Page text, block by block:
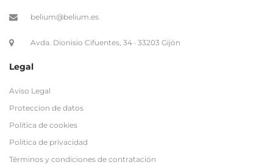
belium@belium.es
Avda. Dionisio Cifuentes, 34 · 33203 Gijón
Legal
Aviso Legal
Proteccion de datos
Politica de cookies
Politica de privacidad
Términos y condiciones de contratación